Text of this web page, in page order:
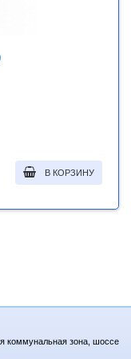
В КОРЗИНУ
коммунальная зона, шоссе